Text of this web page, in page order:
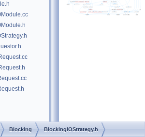
Blocking BlockingIOStrategy.h